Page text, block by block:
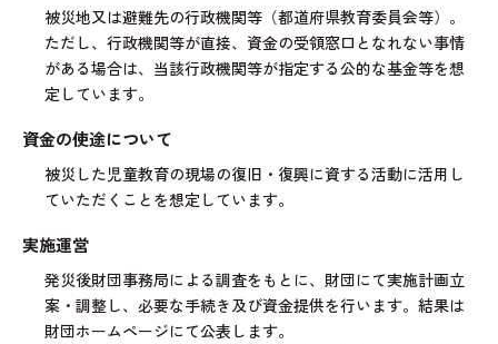
被災地又は避難先の行政機関等（都道府県教育委員会等）。
ただし、行政機関等が直接、資金の受領窓口となれない事情
がある場合は、当該行政機関等が指定する公的な基金等を想
定しています。
資金の使途について
被災した児童教育の現場の復旧・復興に資する活動に活用し
ていただくことを想定しています。
実施運営
発災後財団事務局による調査をもとに、財団にて実施計画立
案・調整し、必要な手続き及び資金提供を行います。結果は
財団ホームページにて公表します。